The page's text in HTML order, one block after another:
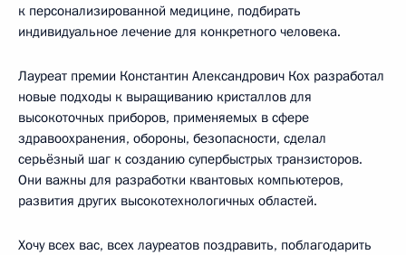
к персонализированной медицине, подбирать
индивидуальное лечение для конкретного человека.
Лауреат премии Константин Александрович Кох разработал
новые подходы к выращиванию кристаллов для
высокоточных приборов, применяемых в сфере
здравоохранения, обороны, безопасности, сделал
серьёзный шаг к созданию супербыстрых транзисторов.
Они важны для разработки квантовых компьютеров,
развития других высокотехнологичных областей.
Хочу всех вас, всех лауреатов поздравить, поблагодарить